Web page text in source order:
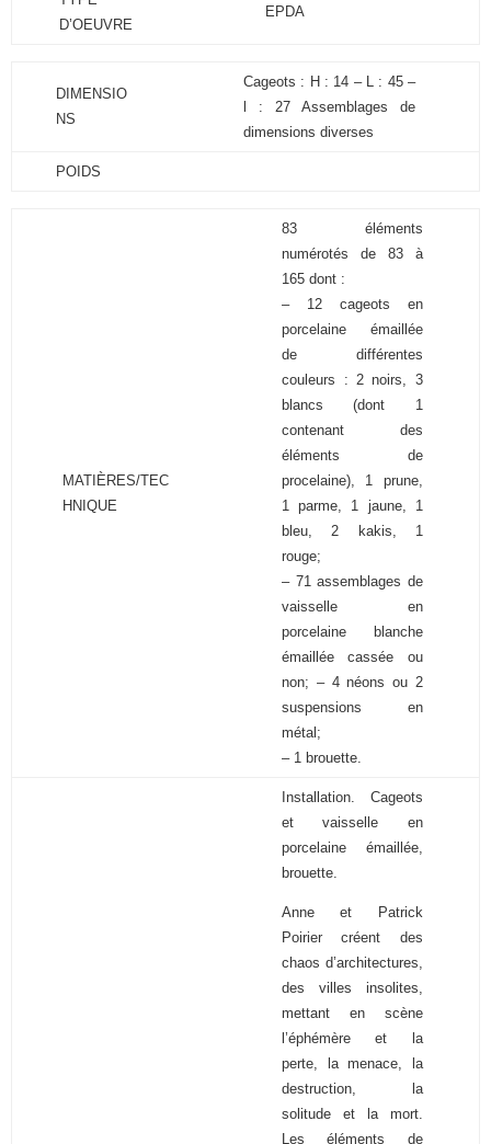
D’OEUVRE
EPDA
DIMENSIO
NS
Cageots : H : 14 – L : 45 –
l : 27 Assemblages de
dimensions diverses
POIDS
MATIÈRES/TEC
HNIQUE
83 éléments
numérotés de 83 à
165 dont :
– 12 cageots en
porcelaine émaillée
de différentes
couleurs : 2 noirs, 3
blancs (dont 1
contenant des
éléments de
procelaine), 1 prune,
1 parme, 1 jaune, 1
bleu, 2 kakis, 1
rouge;
– 71 assemblages de
vaisselle en
porcelaine blanche
émaillée cassée ou
non; – 4 néons ou 2
suspensions en
métal;
– 1 brouette.
Installation. Cageots
et vaisselle en
porcelaine émaillée,
brouette.
Anne et Patrick
Poirier créent des
chaos d’architectures,
des villes insolites,
mettant en scène
l’éphémère et la
perte, la menace, la
destruction, la
solitude et la mort.
Les éléments de